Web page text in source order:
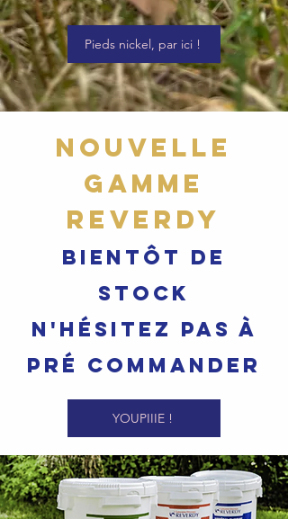
Pieds nickel, par ici !
Nouvelle
gamme
Reverdy
bientôt de
stock
N'hésitez pas à
pré commander
YOUPIIIE !